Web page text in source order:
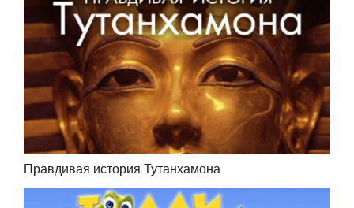
Правдивая история Тутанхамона